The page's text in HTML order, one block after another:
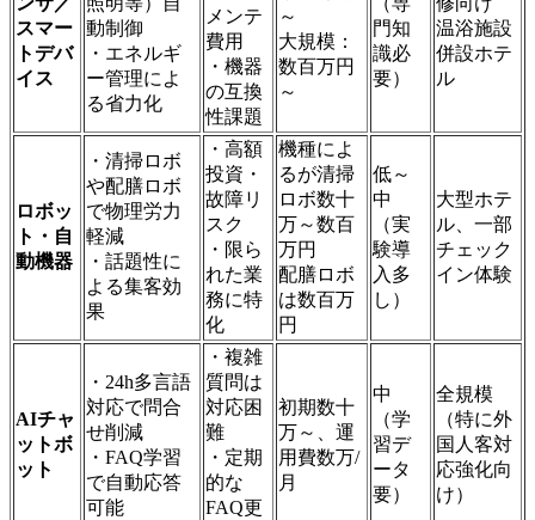
スマー
トデバ
イス
動制御
・エネルギ
ー管理によ
る省力化
メンテ
費用
・機器
の互換
性課題
～
大規模：
数百万円
～
門知
識必
要）
温浴施設
併設ホテ
ル
ロボッ
ト・自
動機器
・清掃ロボ
や配膳ロボ
で物理労力
軽減
・話題性に
よる集客効
果
・高額
投資・
故障リ
スク
・限ら
れた業
務に特
化
機種によ
るが清掃
ロボ数十
万～数百
万円
配膳ロボ
は数百万
円
低～
中
（実
験導
入多
し）
大型ホテ
ル、一部
チェック
イン体験
AIチャ
ットボ
ット
・24h多言語
対応で問合
せ削減
・FAQ学習
で自動応答
可能
・複雑
質問は
対応困
難
・定期
的な
FAQ更
初期数十
万～、運
用費数万/
月
中
（学
習デ
ータ
要）
全規模
（特に外
国人客対
応強化向
け）